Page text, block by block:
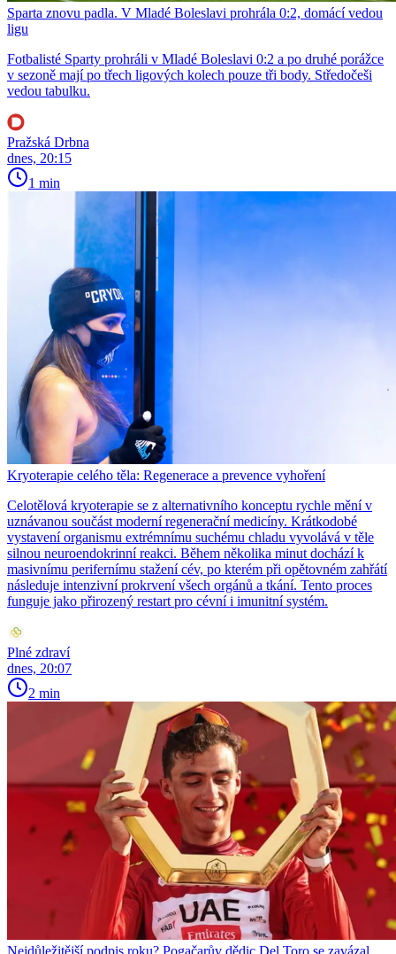
Sparta znovu padla. V Mladé Boleslavi prohrála 0:2, domácí vedou
ligu
Fotbalisté Sparty prohráli v Mladé Boleslavi 0:2 a po druhé porážce
v sezoně mají po třech ligových kolech pouze tři body. Středočeši
vedou tabulku.
Pražská Drbna
dnes, 20:15
1 min
Kryoterapie celého těla: Regenerace a prevence vyhoření
Celotělová kryoterapie se z alternativního konceptu rychle mění v
uznávanou součást moderní regenerační medicíny. Krátkodobé
vystavení organismu extrémnímu suchému chladu vyvolává v těle
silnou neuroendokrinní reakci. Během několika minut dochází k
masivnímu perifernímu stažení cév, po kterém při opětovném zahřátí
následuje intenzivní prokrvení všech orgánů a tkání. Tento proces
funguje jako přirozený restart pro cévní i imunitní systém.
Plné zdraví
dnes, 20:07
2 min
Nejdůležitější podpis roku? Pogačarův dědic Del Toro se zavázal